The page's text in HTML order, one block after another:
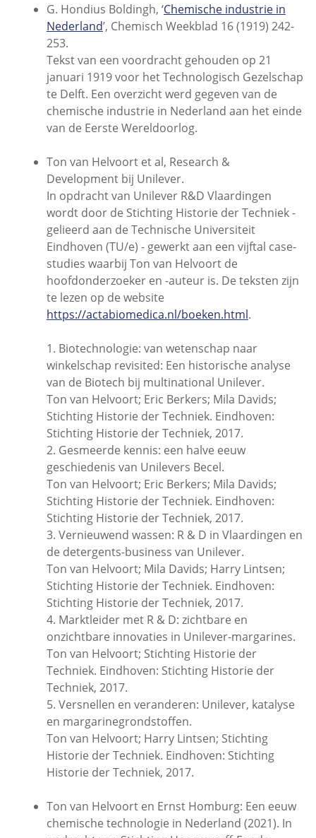
G. Hondius Boldingh, ‘Chemische industrie in
Nederland’, Chemisch Weekblad 16 (1919) 242-
253.
Tekst van een voordracht gehouden op 21
januari 1919 voor het Technologisch Gezelschap
te Delft. Een overzicht werd gegeven van de
chemische industrie in Nederland aan het einde
van de Eerste Wereldoorlog.
Ton van Helvoort et al, Research &
Development bij Unilever.
In opdracht van Unilever R&D Vlaardingen
wordt door de Stichting Historie der Techniek -
gelieerd aan de Technische Universiteit
Eindhoven (TU/e) - gewerkt aan een vijftal case-
studies waarbij Ton van Helvoort de
hoofdonderzoeker en -auteur is. De teksten zijn
te lezen op de website
https://actabiomedica.nl/boeken.html.
1. Biotechnologie: van wetenschap naar
winkelschap revisited: Een historische analyse
van de Biotech bij multinational Unilever.
Ton van Helvoort; Eric Berkers; Mila Davids;
Stichting Historie der Techniek. Eindhoven:
Stichting Historie der Techniek, 2017.
2. Gesmeerde kennis: een halve eeuw
geschiedenis van Unilevers Becel.
Ton van Helvoort; Eric Berkers; Mila Davids;
Stichting Historie der Techniek. Eindhoven:
Stichting Historie der Techniek, 2017.
3. Vernieuwend wassen: R & D in Vlaardingen en
de detergents-business van Unilever.
Ton van Helvoort; Mila Davids; Harry Lintsen;
Stichting Historie der Techniek. Eindhoven:
Stichting Historie der Techniek, 2017.
4. Marktleider met R & D: zichtbare en
onzichtbare innovaties in Unilever-margarines.
Ton van Helvoort; Stichting Historie der
Techniek. Eindhoven: Stichting Historie der
Techniek, 2017.
5. Versnellen en veranderen: Unilever, katalyse
en margarinegrondstoffen.
Ton van Helvoort; Harry Lintsen; Stichting
Historie der Techniek. Eindhoven: Stichting
Historie der Techniek, 2017.
Ton van Helvoort en Ernst Homburg: Een eeuw
chemische technologie in Nederland (2021). In